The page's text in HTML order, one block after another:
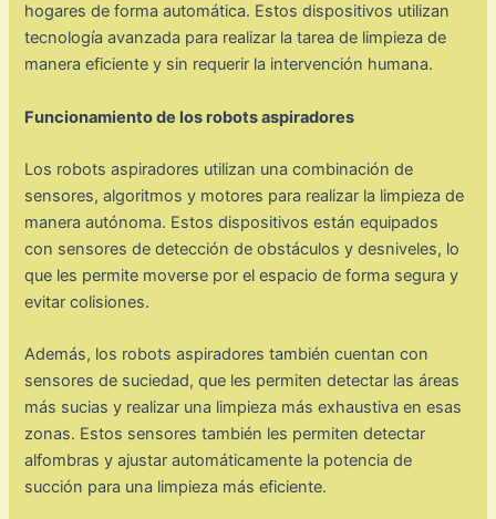
hogares de forma automática. Estos dispositivos utilizan
tecnología avanzada para realizar la tarea de limpieza de
manera eficiente y sin requerir la intervención humana.
Funcionamiento de los robots aspiradores
Los robots aspiradores utilizan una combinación de
sensores, algoritmos y motores para realizar la limpieza de
manera autónoma. Estos dispositivos están equipados
con sensores de detección de obstáculos y desniveles, lo
que les permite moverse por el espacio de forma segura y
evitar colisiones.
Además, los robots aspiradores también cuentan con
sensores de suciedad, que les permiten detectar las áreas
más sucias y realizar una limpieza más exhaustiva en esas
zonas. Estos sensores también les permiten detectar
alfombras y ajustar automáticamente la potencia de
succión para una limpieza más eficiente.